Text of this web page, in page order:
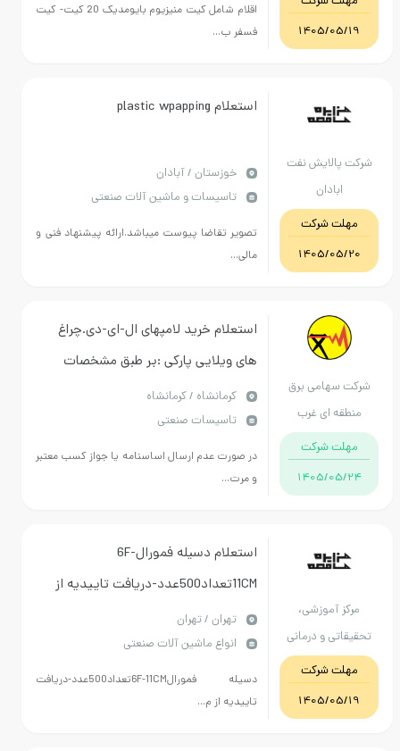
1405/
اقلام شامل کیت منیزیوم بایومدیک 20 کیت- کیت
فسفر ب...
نفت
شرکت
1405/
استعلام plastic wpapping
خوزستان / آبادان
تاسیسات و ماشین آلات صنعتی
تصویر تقاضا پیوست میباشد.ارائه پیشنهاد فنی و
مالی...
برق
ای غرب
شرکت
1405/
استعلام خرید لامپهای ال-ای-دی.چراغ
های ویلایی پارکی :بر طبق مشخصات
پیوست در سامانه-ایران کد مشابه است
و ملاک مشخصات فنی و خصوصی
پیوست در سامانه می باشد.
كرمانشاه / کرمانشاه
تاسیسات صنعتی
در صورت عدم ارسال اساسنامه یا جواز کسب معتبر
و مرت...
آموزشی،
و درمانی
شهیدشرکت
1405/
استعلام دسیله فمورال6F-
11CMتعداد500عدد-دریافت تاییدیه از
مرکز ورعایت قوانین اداره کل الزامیست-
بارگذاری پیش فاکتورالزامیست-درصورت
ارائه برندجدیدارسال نمونه
تهران / تهران
انواع ماشین آلات صنعتی
دسیله فمورال6F-11CMتعداد500عدد-دریافت
تاییدیه از م...